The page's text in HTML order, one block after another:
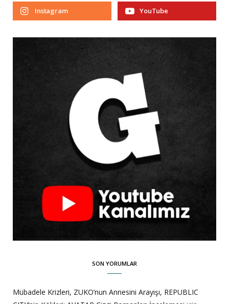
Instagram YouTube
SON YORUMLAR
Mübadele Krizleri, ZUKO’nun Annesini Arayışı, REPUBLIC